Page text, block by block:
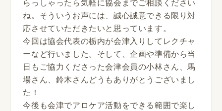
らっしゃったら気軽に協会までご相談ください
ね。そういうお声には、誠心誠意できる限り対
応させていただきたいと思っています。
今回は協会代表の栃内が会津入りしてレクチャ
ーなど行いました。そして、企画や準備から当
日もご協力くださった会津会員の小林さん、馬
場さん、鈴木さんどうもありがとうございまし
た！
今後も会津でアロケア活動をできる範囲で楽し